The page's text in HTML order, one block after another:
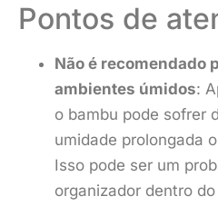
Pontos de
Não é recomendado
ambientes úmidos:
o bambu pode sofrer
umidade prolongada
Isso pode ser um
organizador dentro